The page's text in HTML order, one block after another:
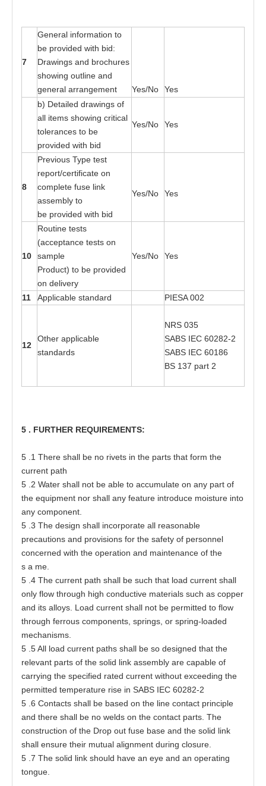
7
General information to
be provided with bid:
Drawings and brochures
showing outline and
general arrangement Yes/No
Yes
b) Detailed drawings of
all items showing critical
tolerances to be
provided with bid
Yes/No Yes
8
Previous Type test
report/certificate on
complete fuse link
assembly to
be provided with bid
Yes/No Yes
10
Routine tests
(acceptance tests on
sample
Product) to be provided
on delivery
Yes/No Yes
11 Applicable standard PIESA 002
12
Other applicable
standards
NRS 035
SABS IEC 60282-2
SABS IEC 60186
BS 137 part 2
5 . FURTHER REQUIREMENTS:
5 .1 There shall be no rivets in the parts that form the
current path
5 .2 Water shall not be able to accumulate on any part of
the equipment nor shall any feature introduce moisture into
any component.
5 .3 The design shall incorporate all reasonable
precautions and provisions for the safety of personnel
concerned with the operation and maintenance of the
s a me
5 .4 The current path shall be such that load current shall
only flow through high conductive materials such as copper
and its alloys . Load current shall not be permitted to flow
through ferrous components springs , or spring-loaded
mechanisms
5 .5 All load current paths shall be so designed that the
relevant parts of the solid link assembly are capable of
carrying the specified rated current without exceeding the
permitted temperature rise in SABS IEC 60282-2
5 .6 Contacts shall be based on the line contact principle
and there shall be no welds on the contact parts The
construction of the Drop out fuse base and the solid link
shall ensure their mutual alignment during closure
5 .7 The solid link should have an eye and an operating
tongue